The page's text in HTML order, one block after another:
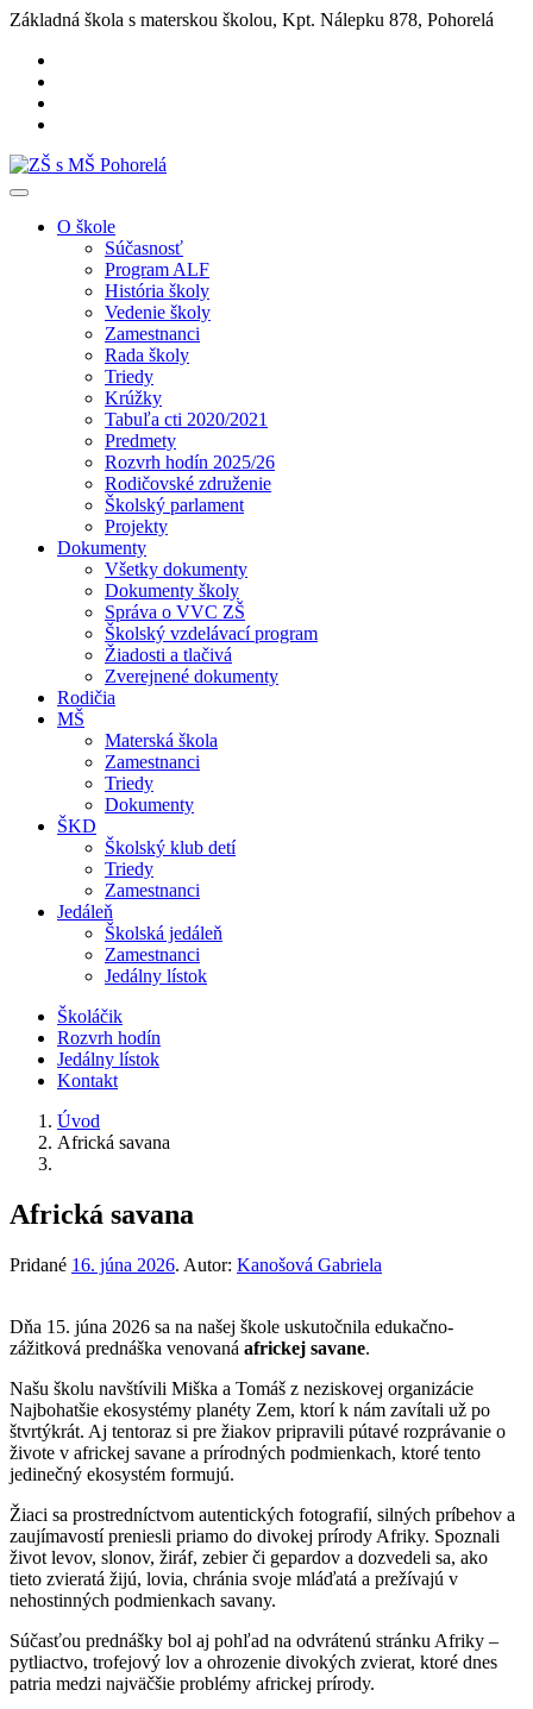
Základná škola s materskou školou, Kpt. Nálepku 878, Pohorelá
O škole
Súčasnosť
Program ALF
História školy
Vedenie školy
Zamestnanci
Rada školy
Triedy
Krúžky
Tabuľa cti 2020/2021
Predmety
Rozvrh hodín 2025/26
Rodičovské združenie
Školský parlament
Projekty
Dokumenty
Všetky dokumenty
Dokumenty školy
Správa o VVC ZŠ
Školský vzdelávací program
Žiadosti a tlačivá
Zverejnené dokumenty
Rodičia
MŠ
Materská škola
Zamestnanci
Triedy
Dokumenty
ŠKD
Školský klub detí
Triedy
Zamestnanci
Jedáleň
Školská jedáleň
Zamestnanci
Jedálny lístok
Školáčik
Rozvrh hodín
Jedálny lístok
Kontakt
Úvod
Africká savana
Africká savana
Pridané 16. júna 2026. Autor: Kanošová Gabriela
Dňa 15. júna 2026 sa na našej škole uskutočnila edukačno-
zážitková prednáška venovaná africkej savane.
Našu školu navštívili Miška a Tomáš z neziskovej organizácie
Najbohatšie ekosystémy planéty Zem, ktorí k nám zavítali už po
štvrtýkrát. Aj tentoraz si pre žiakov pripravili pútavé rozprávanie o
živote v africkej savane a prírodných podmienkach, ktoré tento
jedinečný ekosystém formujú.
Žiaci sa prostredníctvom autentických fotografií, silných príbehov a
zaujímavostí preniesli priamo do divokej prírody Afriky. Spoznali
život levov, slonov, žiráf, zebier či gepardov a dozvedeli sa, ako
tieto zvieratá žijú, lovia, chránia svoje mláďatá a prežívajú v
nehostinných podmienkach savany.
Súčasťou prednášky bol aj pohľad na odvrátenú stránku Afriky –
pytliactvo, trofejový lov a ohrozenie divokých zvierat, ktoré dnes
patria medzi najväčšie problémy africkej prírody.